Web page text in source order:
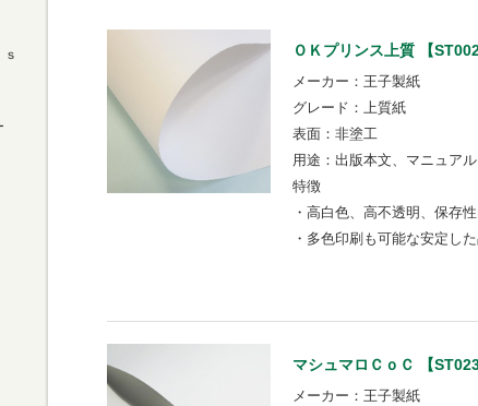
ＯＫプリンス上質 【
メーカー：王子製紙
グレード：上質紙
表面：非塗工
用途：出版本文、マニュア
特徴
・高白色、高不透明、保存
・多色印刷も可能な安定し
マシュマロＣｏＣ 【
メーカー：王子製紙